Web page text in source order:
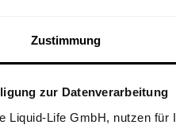
Zustimmung
zur Datenverarbeitung
Liquid-Life GmbH, nutzen